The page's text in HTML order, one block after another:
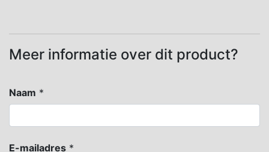
Meer informatie over dit product?
Naam *
E-mailadres *